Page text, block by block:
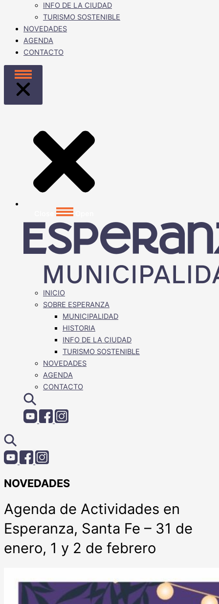
INFO DE LA CIUDAD
TURISMO SOSTENIBLE
NOVEDADES
AGENDA
CONTACTO
INICIO
SOBRE ESPERANZA
MUNICIPALIDAD
HISTORIA
INFO DE LA CIUDAD
TURISMO SOSTENIBLE
NOVEDADES
AGENDA
CONTACTO
NOVEDADES
Agenda de Actividades en
Esperanza, Santa Fe – 31 de
enero, 1 y 2 de febrero